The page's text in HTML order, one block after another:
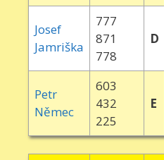
Josef
Jamriška
777
871
778
D
Petr
Němec
603
432
225
E